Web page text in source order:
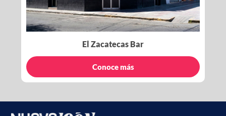
El Zacatecas Bar
Conoce más